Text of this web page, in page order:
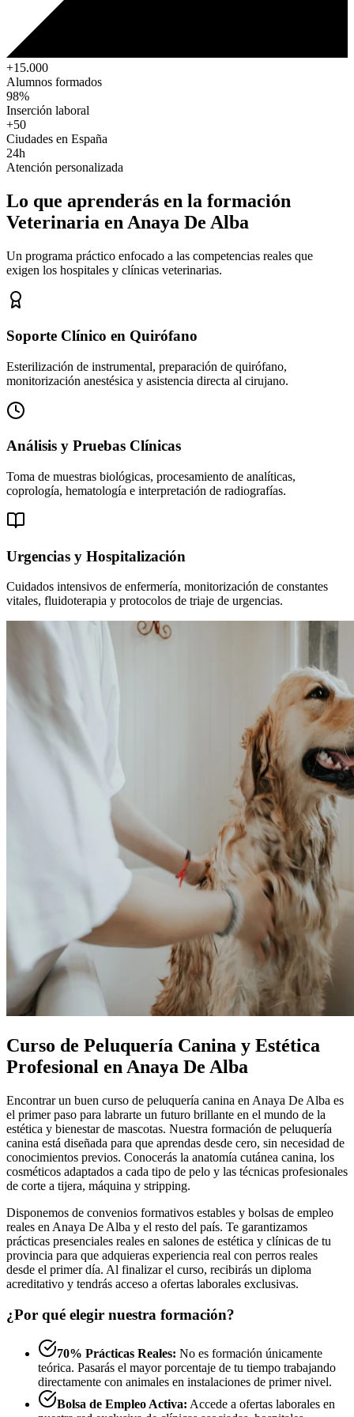
+15.000
Alumnos formados
98%
Inserción laboral
+50
Ciudades en España
24h
Atención personalizada
Lo que aprenderás en la formación
Veterinaria en Anaya De Alba
Un programa práctico enfocado a las competencias reales que
exigen los hospitales y clínicas veterinarias.
Soporte Clínico en Quirófano
Esterilización de instrumental, preparación de quirófano,
monitorización anestésica y asistencia directa al cirujano.
Análisis y Pruebas Clínicas
Toma de muestras biológicas, procesamiento de analíticas,
coprología, hematología e interpretación de radiografías.
Urgencias y Hospitalización
Cuidados intensivos de enfermería, monitorización de constantes
vitales, fluidoterapia y protocolos de triaje de urgencias.
Curso de Peluquería Canina y Estética
Profesional en Anaya De Alba
Encontrar un buen curso de peluquería canina en Anaya De Alba es
el primer paso para labrarte un futuro brillante en el mundo de la
estética y bienestar de mascotas. Nuestra formación de peluquería
canina está diseñada para que aprendas desde cero, sin necesidad de
conocimientos previos. Conocerás la anatomía cutánea canina, los
cosméticos adaptados a cada tipo de pelo y las técnicas profesionales
de corte a tijera, máquina y stripping.
Disponemos de convenios formativos estables y bolsas de empleo
reales en Anaya De Alba y el resto del país. Te garantizamos
prácticas presenciales reales en salones de estética y clínicas de tu
provincia para que adquieras experiencia real con perros reales
desde el primer día. Al finalizar el curso, recibirás un diploma
acreditativo y tendrás acceso a ofertas laborales exclusivas.
¿Por qué elegir nuestra formación?
70% Prácticas Reales: No es formación únicamente
teórica. Pasarás el mayor porcentaje de tu tiempo trabajando
directamente con animales en instalaciones de primer nivel.
Bolsa de Empleo Activa: Accede a ofertas laborales en